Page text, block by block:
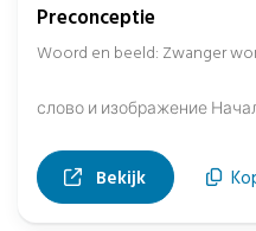
Preconceptie
Woord en beeld: Zwanger
слово и изображение
Bekijk, opent in